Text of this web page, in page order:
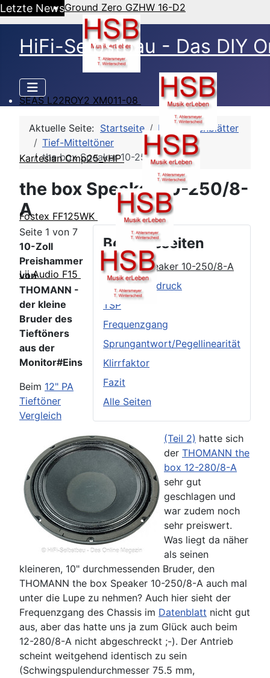
Letzte NewsGround Zero GZHW 16-D2
SEAS L22ROY2 XM011-08
Kartesian Cmp25_vHP
Fostex FF125WK
Lii Audio F15
HiFi-Selbstbau - Das DIY
Aktuelle Seite: Startseite
HSB-Datenblätter
Tief-Mitteltöner
the box Speaker 10-250/8-A
the box Speaker 10-250/8-
A
Beitragsseiten
the box Speaker 10-250/8-A
Äußerer Eindruck
TSP
Frequenzgang
Sprungantwort/Pegellinearität
Klirrfaktor
Fazit
Alle Seiten
Seite 1 von 7
10-Zoll
Preishammer
von
THOMANN -
der kleine
Bruder des
Tieftöners
aus der
Monitor#Eins
Beim 12" PA
Tieftöner
Vergleich
(Teil 2) hatte sich
der THOMANN the
box 12-280/8-A
sehr gut
geschlagen und
war zudem noch
sehr preiswert.
Was liegt da näher
als seinen
kleineren, 10" durchmessenden Bruder, den
THOMANN the box Speaker 10-250/8-A auch mal
unter die Lupe zu nehmen? Auch hier sieht der
Frequenzgang des Chassis im Datenblatt nicht gut
aus, aber das hatte uns ja zum Glück auch beim
12-280/8-A nicht abgeschreckt ;-). Der Antrieb
scheint weitgehend identisch zu sein
(Schwingspulendurchmesser 75.5 mm,